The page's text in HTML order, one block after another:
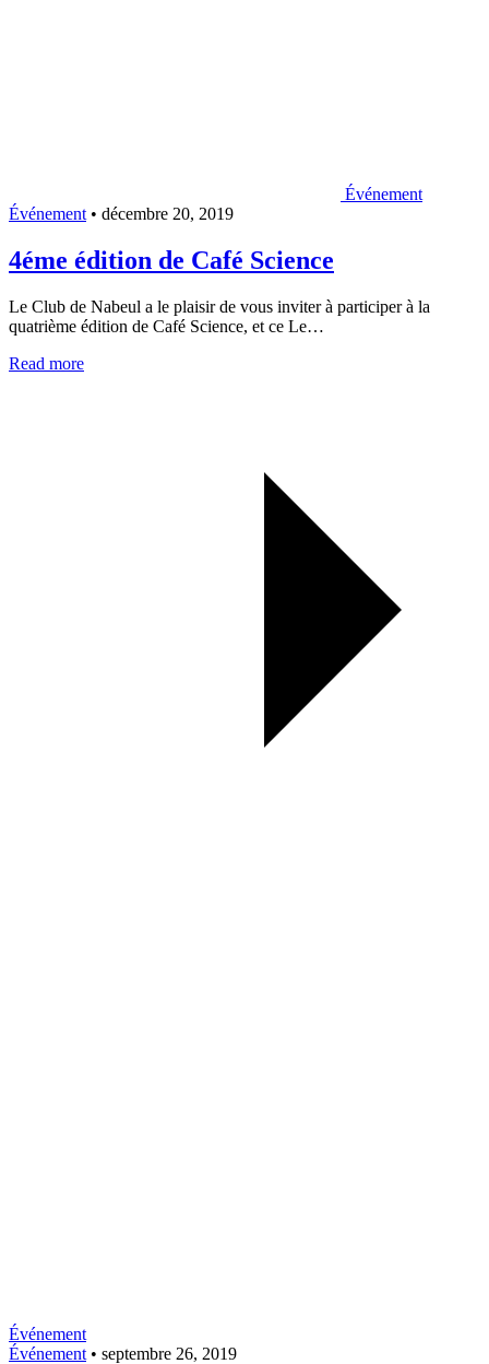
Événement
Événement • décembre 20, 2019
4éme édition de Café Science
Le Club de Nabeul a le plaisir de vous inviter à participer à la
quatrième édition de Café Science, et ce Le…
Read more
Événement
Événement • septembre 26, 2019